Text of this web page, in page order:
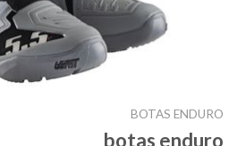
BOTAS ENDURO
botas enduro